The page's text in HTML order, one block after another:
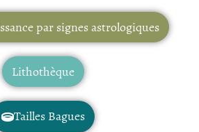
par signes astrologiques
Lithothèque
Tailles Bagues